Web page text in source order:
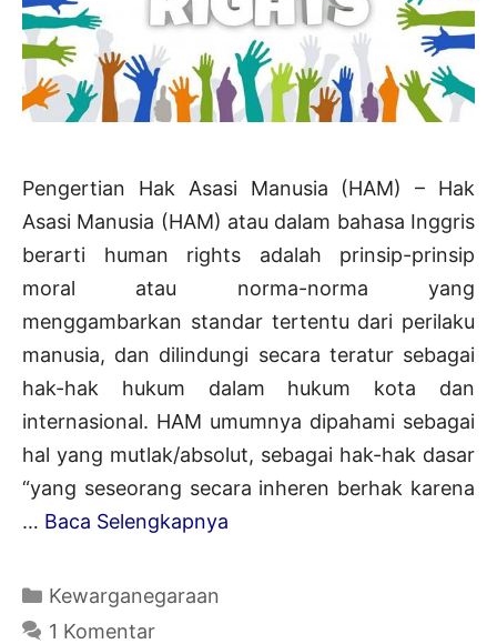
Pengertian Hak Asasi Manusia (HAM) – Hak
Asasi Manusia (HAM) atau dalam bahasa Inggris
berarti human rights adalah prinsip-prinsip
moral atau norma-norma yang
menggambarkan standar tertentu dari perilaku
manusia, dan dilindungi secara teratur sebagai
hak-hak hukum dalam hukum kota dan
internasional. HAM umumnya dipahami sebagai
hal yang mutlak/absolut, sebagai hak-hak dasar
“yang seseorang secara inheren berhak karena
… Baca Selengkapnya
Kategori
Kewarganegaraan
1 Komentar